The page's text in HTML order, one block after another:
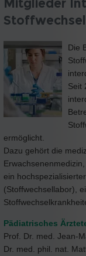
Mitglieder
Die
Seit
ermöglicht.
Dazu gehört die
ein
(Stoffwechsellabor),
Pädiatrisches
Prof. Dr. med. Jean-
Dr. med. phil. nat.